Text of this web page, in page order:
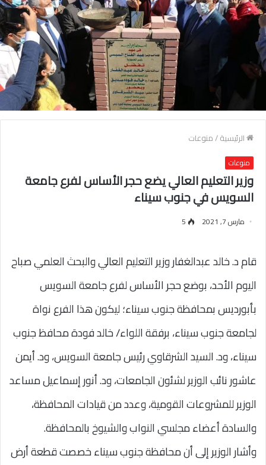
الرئيسية/منوعات
منوعات
وزير التعليم العالي يضع حجر الأساس لفرع جامعة
السويس في جنوب سيناء
مارس 7, 2021 5
قام د. خالد عبدالغفار وزير التعليم العالي والبحث العلمي صباح
اليوم الأحد، بوضع حجر الأساس لفرع جامعة السويس
بأبورديس بمحافظة جنوب سيناء؛ ليكون هذا الفرع نواة
لجامعة جنوب سيناء، برفقة اللواء/ خالد فودة محافظ جنوب
سيناء، ود. السيد الشرقاوي رئيس جامعة السويس، ود. أيمن
عاشور نائب الوزير لشئون الجامعات، ود. أنور إسماعيل مساعد
الوزير للمشروعات القومية، وعدد من قيادات المحافظة،
والسادة أعضاء مجلسي النواب والشيوخ بالمحافظة.
وأشار الوزير إلى أن محافظة جنوب سيناء خصصت قطعة أرض